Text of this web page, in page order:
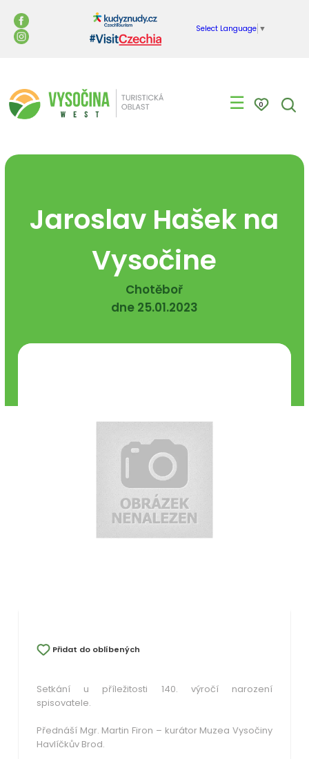
Select Language ▼
☰ 0
Jaroslav Hašek na
Vysočine
Chotěboř
dne 25.01.2023
Přidat do oblíbených
Setkání u příležitosti 140. výročí narození
spisovatele.
Přednáší Mgr. Martin Firon – kurátor Muzea Vysočiny
Havlíčkův Brod.